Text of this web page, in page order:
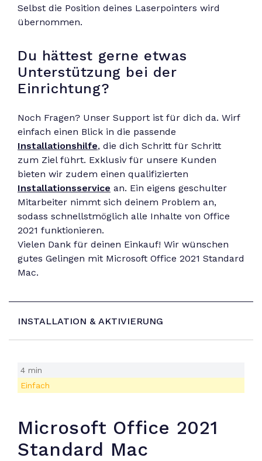
Selbst die Position deines Laserpointers wird
übernommen.
Du hättest gerne etwas
Unterstützung bei der
Einrichtung?
Noch Fragen? Unser Support ist für dich da. Wirf
einfach einen Blick in die passende
Installationshilfe, die dich Schritt für Schritt
zum Ziel führt. Exklusiv für unsere Kunden
bieten wir zudem einen qualifizierten
Installationsservice an. Ein eigens geschulter
Mitarbeiter nimmt sich deinem Problem an,
sodass schnellstmöglich alle Inhalte von Office
2021 funktionieren.
Vielen Dank für deinen Einkauf! Wir wünschen
gutes Gelingen mit Microsoft Office 2021 Standard
Mac.
INSTALLATION & AKTIVIERUNG
4 min
Einfach
Microsoft Office 2021
Standard Mac